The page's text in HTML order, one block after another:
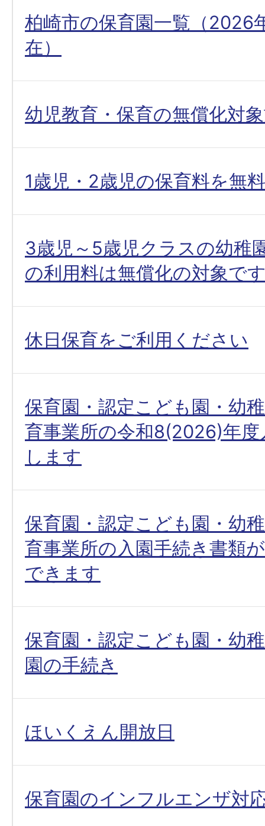
柏崎市の保育園一覧（2026
在）
幼児教育・保育の無償化対
1歳児・2歳児の保育料を無
3歳児～5歳児クラスの幼稚
の利用料は無償化の対象で
休日保育をご利用ください
保育園・認定こども園・幼
育事業所の令和8(2026)年度
します
保育園・認定こども園・幼
育事業所の入園手続き書類
できます
保育園・認定こども園・幼
園の手続き
ほいくえん開放日
保育園のインフルエンザ対